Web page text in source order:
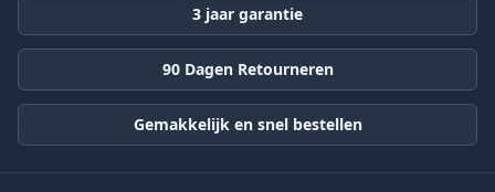
3 jaar garantie
90 Dagen Retourneren
Gemakkelijk en snel bestellen